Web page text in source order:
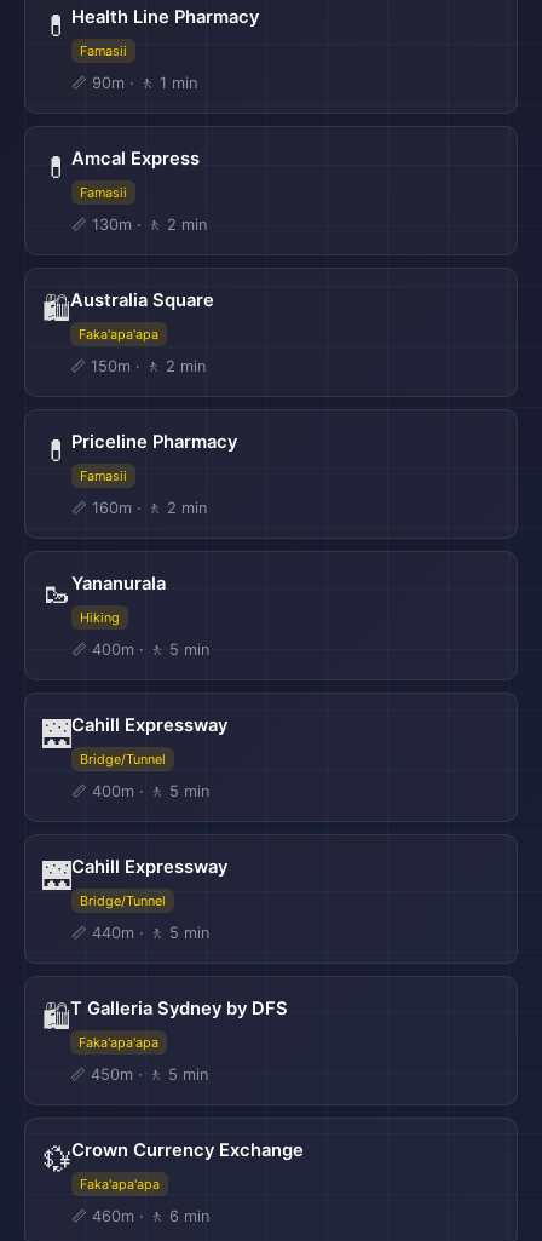
💊 Health Line Pharmacy
Famasii
📏 90m · 🚶 1 min
💊 Amcal Express
Famasii
📏 130m · 🚶 2 min
🛍️Australia Square
Faka'apa'apa
📏 150m · 🚶 2 min
💊 Priceline Pharmacy
Famasii
📏 160m · 🚶 2 min
🥾Yananurala
Hiking
📏 400m · 🚶 5 min
🌉Cahill Expressway
Bridge/Tunnel
📏 400m · 🚶 5 min
🌉Cahill Expressway
Bridge/Tunnel
📏 440m · 🚶 5 min
🛍️T Galleria Sydney by DFS
Faka'apa'apa
📏 450m · 🚶 5 min
💱Crown Currency Exchange
Faka'apa'apa
📏 460m · 🚶 6 min